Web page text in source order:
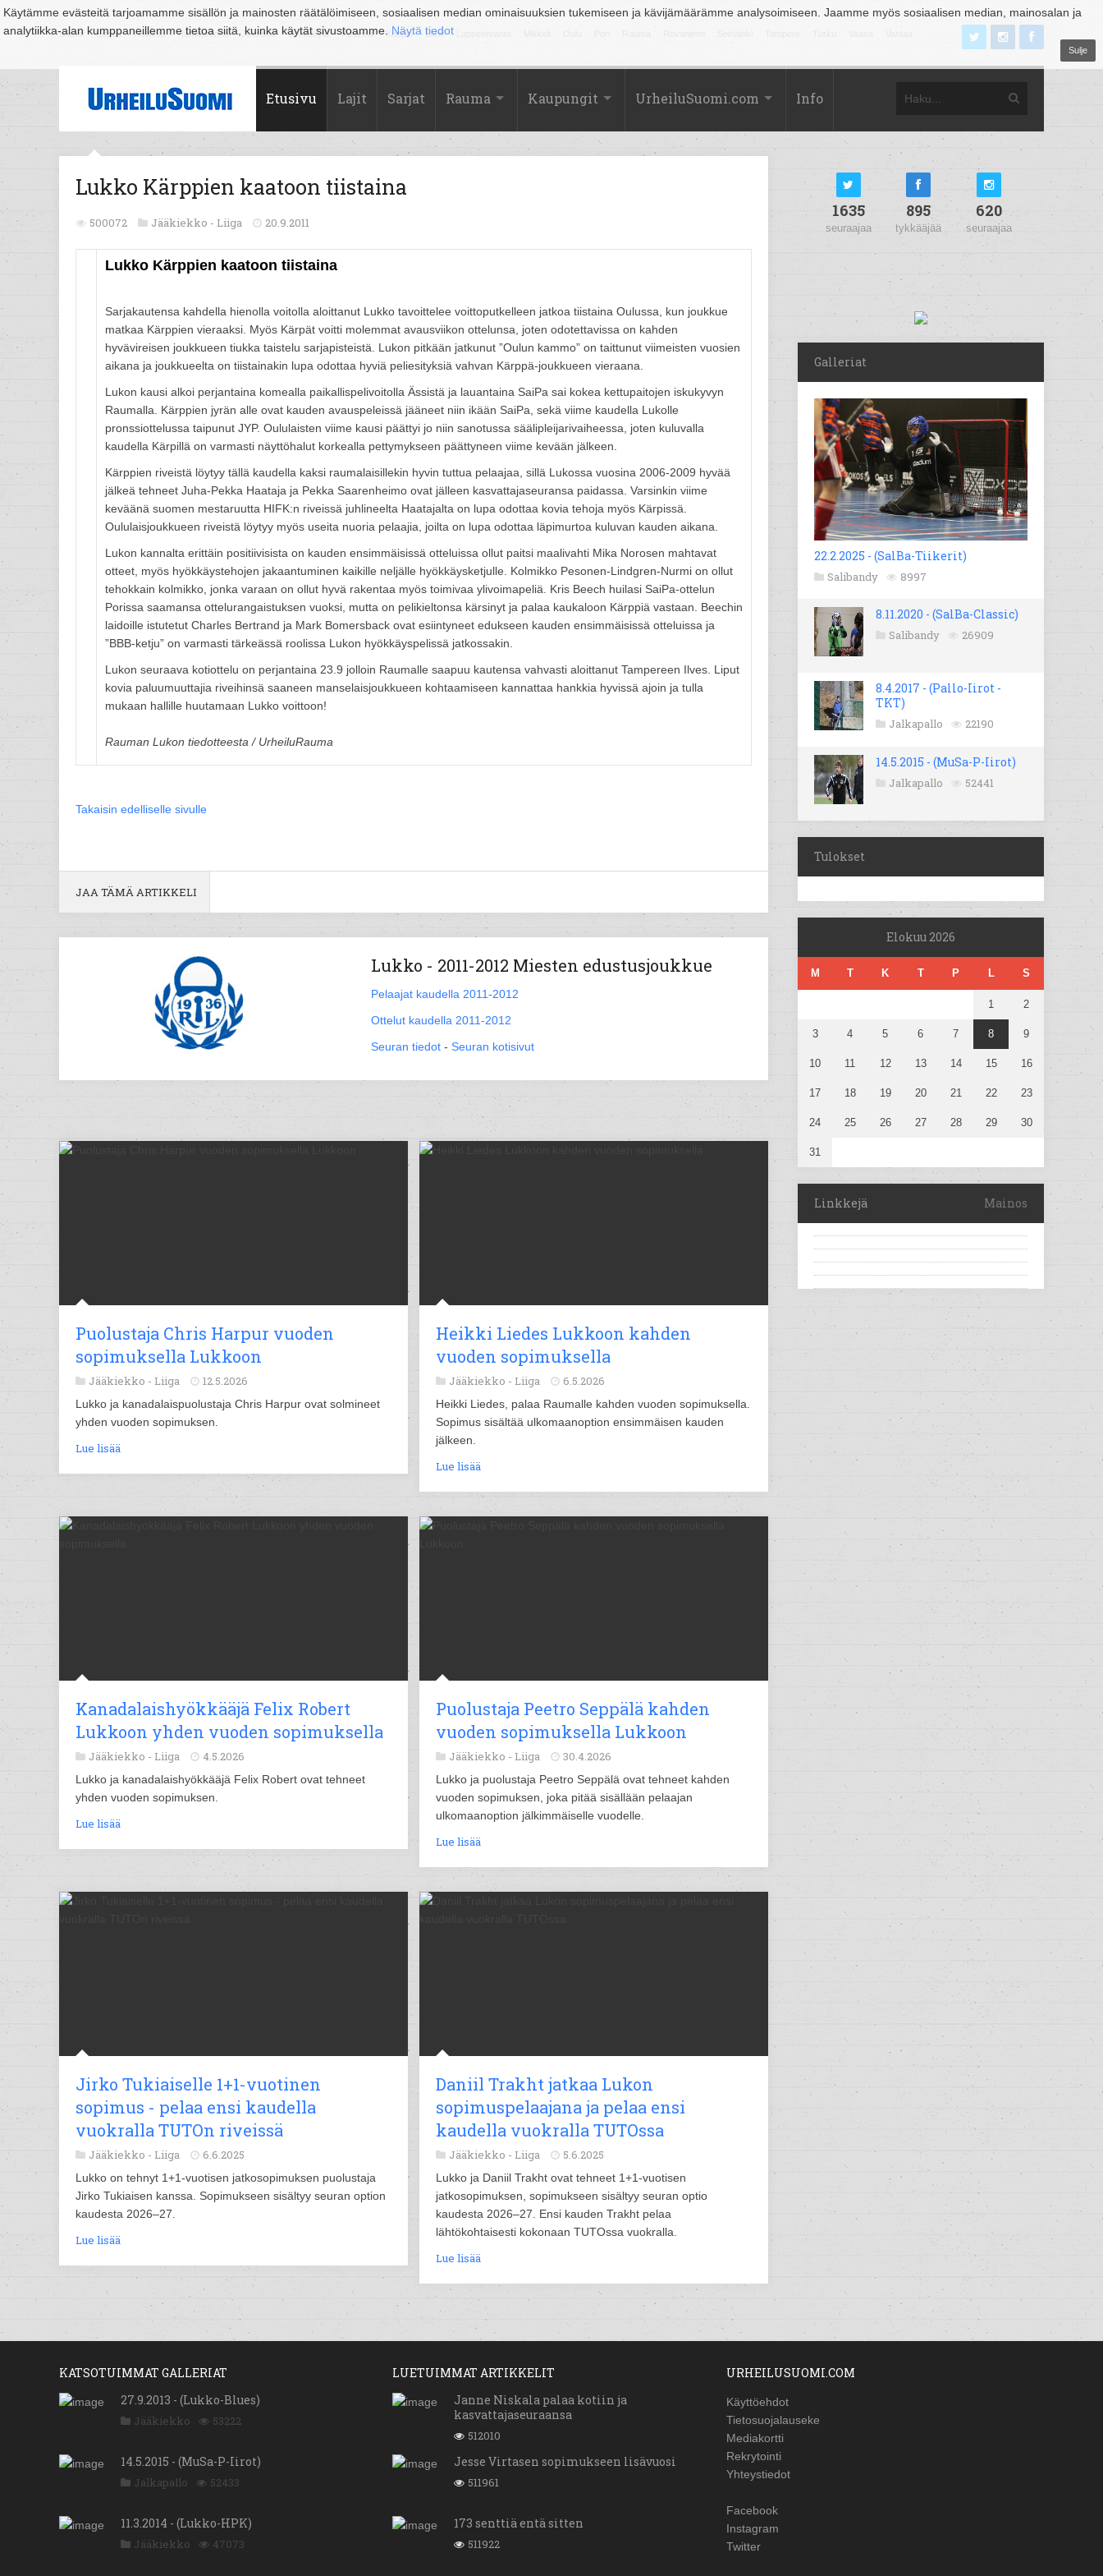
Käytämme evästeitä tarjoamamme sisällön ja mainosten räätälöimiseen, sosiaalisen median ominaisuuksien tukemiseen ja kävijämäärämme analysoimiseen. Jaamme myös sosiaalisen median, mainosalan ja
analytiikka-alan kumppaneillemme tietoa siitä, kuinka käytät sivustoamme. Näytä tiedot
Sulje
Suomi Espoo Helsinki Hämeenlinna Joensuu Jyväskylä Kouvola Kuopio Lahti
Etusivu Lajit Sarjat Rauma Kaupungit UrheiluSuomi.com Info
Lukko Kärppien kaatoon tiistaina
500072 Jääkiekko - Liiga 20.9.2011
Lukko Kärppien kaatoon tiistaina
Sarjakautensa kahdella hienolla voitolla aloittanut Lukko tavoittelee voittoputkelleen jatkoa tiistaina Oulussa, kun joukkue
matkaa Kärppien vieraaksi. Myös Kärpät voitti molemmat avausviikon ottelunsa, joten odotettavissa on kahden
hyvävireisen joukkueen tiukka taistelu sarjapisteistä. Lukon pitkään jatkunut ”Oulun kammo” on taittunut viimeisten vuosien
aikana ja joukkueelta on tiistainakin lupa odottaa hyviä peliesityksiä vahvan Kärppä-joukkueen vieraana.
Lukon kausi alkoi perjantaina komealla paikallispelivoitolla Ässistä ja lauantaina SaiPa sai kokea kettupaitojen iskukyvyn
Raumalla. Kärppien jyrän alle ovat kauden avauspeleissä jääneet niin ikään SaiPa, sekä viime kaudella Lukolle
pronssiottelussa taipunut JYP. Oululaisten viime kausi päättyi jo niin sanotussa säälipleijarivaiheessa, joten kuluvalla
kaudella Kärpillä on varmasti näyttöhalut korkealla pettymykseen päättyneen viime kevään jälkeen.
Kärppien riveistä löytyy tällä kaudella kaksi raumalaisillekin hyvin tuttua pelaajaa, sillä Lukossa vuosina 2006-2009 hyvää
jälkeä tehneet Juha-Pekka Haataja ja Pekka Saarenheimo ovat jälleen kasvattajaseuransa paidassa. Varsinkin viime
keväänä suomen mestaruutta HIFK:n riveissä juhlineelta Haatajalta on lupa odottaa kovia tehoja myös Kärpissä.
Oululaisjoukkueen riveistä löytyy myös useita nuoria pelaajia, joilta on lupa odottaa läpimurtoa kuluvan kauden aikana.
Lukon kannalta erittäin positiivisista on kauden ensimmäisissä otteluissa ollut paitsi maalivahti Mika Norosen mahtavat
otteet, myös hyökkäystehojen jakaantuminen kaikille neljälle hyökkäysketjulle. Kolmikko Pesonen-Lindgren-Nurmi on ollut
tehokkain kolmikko, jonka varaan on ollut hyvä rakentaa myös toimivaa ylivoimapeliä. Kris Beech huilasi SaiPa-ottelun
Porissa saamansa ottelurangaistuksen vuoksi, mutta on pelikieltonsa kärsinyt ja palaa kaukaloon Kärppiä vastaan. Beechin
laidoille istutetut Charles Bertrand ja Mark Bomersback ovat esiintyneet edukseen kauden ensimmäisissä otteluissa ja
”BBB-ketju” on varmasti tärkeässä roolissa Lukon hyökkäyspelissä jatkossakin.
Lukon seuraava kotiottelu on perjantaina 23.9 jolloin Raumalle saapuu kautensa vahvasti aloittanut Tampereen Ilves. Liput
kovia paluumuuttajia riveihinsä saaneen manselaisjoukkueen kohtaamiseen kannattaa hankkia hyvissä ajoin ja tulla
mukaan hallille huutamaan Lukko voittoon!
Rauman Lukon tiedotteesta / UrheiluRauma
Takaisin edelliselle sivulle
JAA TÄMÄ ARTIKKELI
Lukko - 2011-2012 Miesten edustusjoukkue
Pelaajat kaudella 2011-2012
Ottelut kaudella 2011-2012
Seuran tiedot - Seuran kotisivut
Puolustaja Chris Harpur vuoden
sopimuksella Lukkoon
Jääkiekko - Liiga 12.5.2026
Lukko ja kanadalaispuolustaja Chris Harpur ovat solmineet
yhden vuoden sopimuksen.
Lue lisää
Heikki Liedes Lukkoon kahden
vuoden sopimuksella
Jääkiekko - Liiga 6.5.2026
Heikki Liedes, palaa Raumalle kahden vuoden sopimuksella.
Sopimus sisältää ulkomaanoption ensimmäisen kauden
jälkeen.
Lue lisää
Kanadalaishyökkääjä Felix Robert
Lukkoon yhden vuoden sopimuksella
Jääkiekko - Liiga 4.5.2026
Lukko ja kanadalaishyökkääjä Felix Robert ovat tehneet
yhden vuoden sopimuksen.
Lue lisää
Puolustaja Peetro Seppälä kahden
vuoden sopimuksella Lukkoon
Jääkiekko - Liiga 30.4.2026
Lukko ja puolustaja Peetro Seppälä ovat tehneet kahden
vuoden sopimuksen, joka pitää sisällään pelaajan
ulkomaanoption jälkimmäiselle vuodelle.
Lue lisää
Jirko Tukiaiselle 1+1-vuotinen
sopimus - pelaa ensi kaudella
vuokralla TUTOn riveissä
Jääkiekko - Liiga 6.6.2025
Lukko on tehnyt 1+1-vuotisen jatkosopimuksen puolustaja
Jirko Tukiaisen kanssa. Sopimukseen sisältyy seuran option
kaudesta 2026–27.
Lue lisää
Daniil Trakht jatkaa Lukon
sopimuspelaajana ja pelaa ensi
kaudella vuokralla TUTOssa
Jääkiekko - Liiga 5.6.2025
Lukko ja Daniil Trakht ovat tehneet 1+1-vuotisen
jatkosopimuksen, sopimukseen sisältyy seuran optio
kaudesta 2026–27. Ensi kauden Trakht pelaa
lähtökohtaisesti kokonaan TUTOssa vuokralla.
Lue lisää
1635
seuraajaa
895
tykkääjää
620
seuraajaa
Galleriat
22.2.2025 - (SalBa-Tiikerit)
Salibandy 8997
8.11.2020 - (SalBa-Classic)
Salibandy 26909
8.4.2017 - (Pallo-Iirot -
TKT)
Jalkapallo 22190
14.5.2015 - (MuSa-P-Iirot)
Jalkapallo 52441
Tulokset
Elokuu 2026
M T K T P L S
1 2
3 4 5 6 7 8 9
10 11 12 13 14 15 16
17 18 19 20 21 22 23
24 25 26 27 28 29 30
31
Linkkejä Mainos
KATSOTUIMMAT GALLERIAT
27.9.2013 - (Lukko-Blues)
Jääkiekko 53222
14.5.2015 - (MuSa-P-Iirot)
Jalkapallo 52433
11.3.2014 - (Lukko-HPK)
Jääkiekko 47073
LUETUIMMAT ARTIKKELIT
Janne Niskala palaa kotiin ja
kasvattajaseuraansa
512010
Jesse Virtasen sopimukseen lisävuosi
511961
173 senttiä entä sitten
511922
URHEILUSUOMI.COM
Käyttöehdot
Tietosuojalauseke
Mediakortti
Rekrytointi
Yhteystiedot
Facebook
Instagram
Twitter